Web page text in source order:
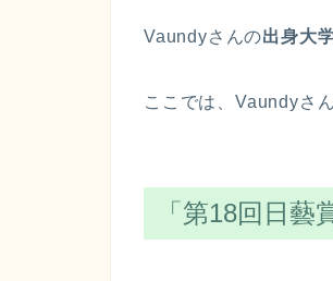
Vaundyさんの出身大
ここでは、Vaundyさ
「第18回日藝